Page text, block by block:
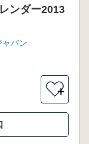
ンダー2013
ャパン
＋